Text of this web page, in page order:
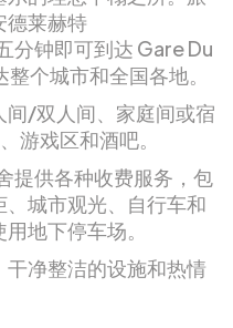
德莱赫特
分钟即可到达 Gare Du
个城市和全国各地。
/双人间、家庭间或宿
游戏区和酒吧。
提供各种收费服务，包
城市观光、自行车和
地下停车场。
净整洁的设施和热情